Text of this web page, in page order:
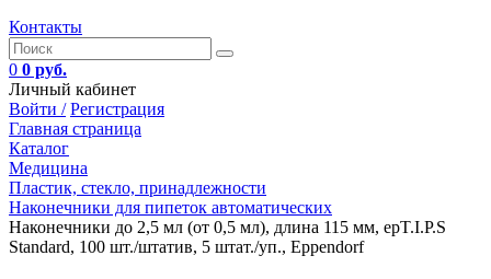
Контакты
0 0 руб.
Личный кабинет
Войти / Регистрация
Главная страница
Каталог
Медицина
Пластик, стекло, принадлежности
Наконечники для пипеток автоматических
Наконечники до 2,5 мл (от 0,5 мл), длина 115 мм, epT.I.P.S
Standard, 100 шт./штатив, 5 штат./уп., Eppendorf